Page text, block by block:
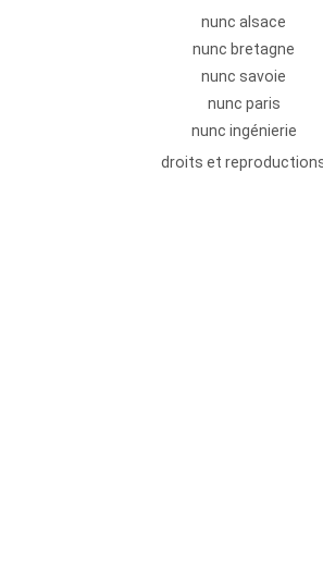
nunc alsace
nunc bretagne
nunc savoie
nunc paris
nunc ingénierie
droits et